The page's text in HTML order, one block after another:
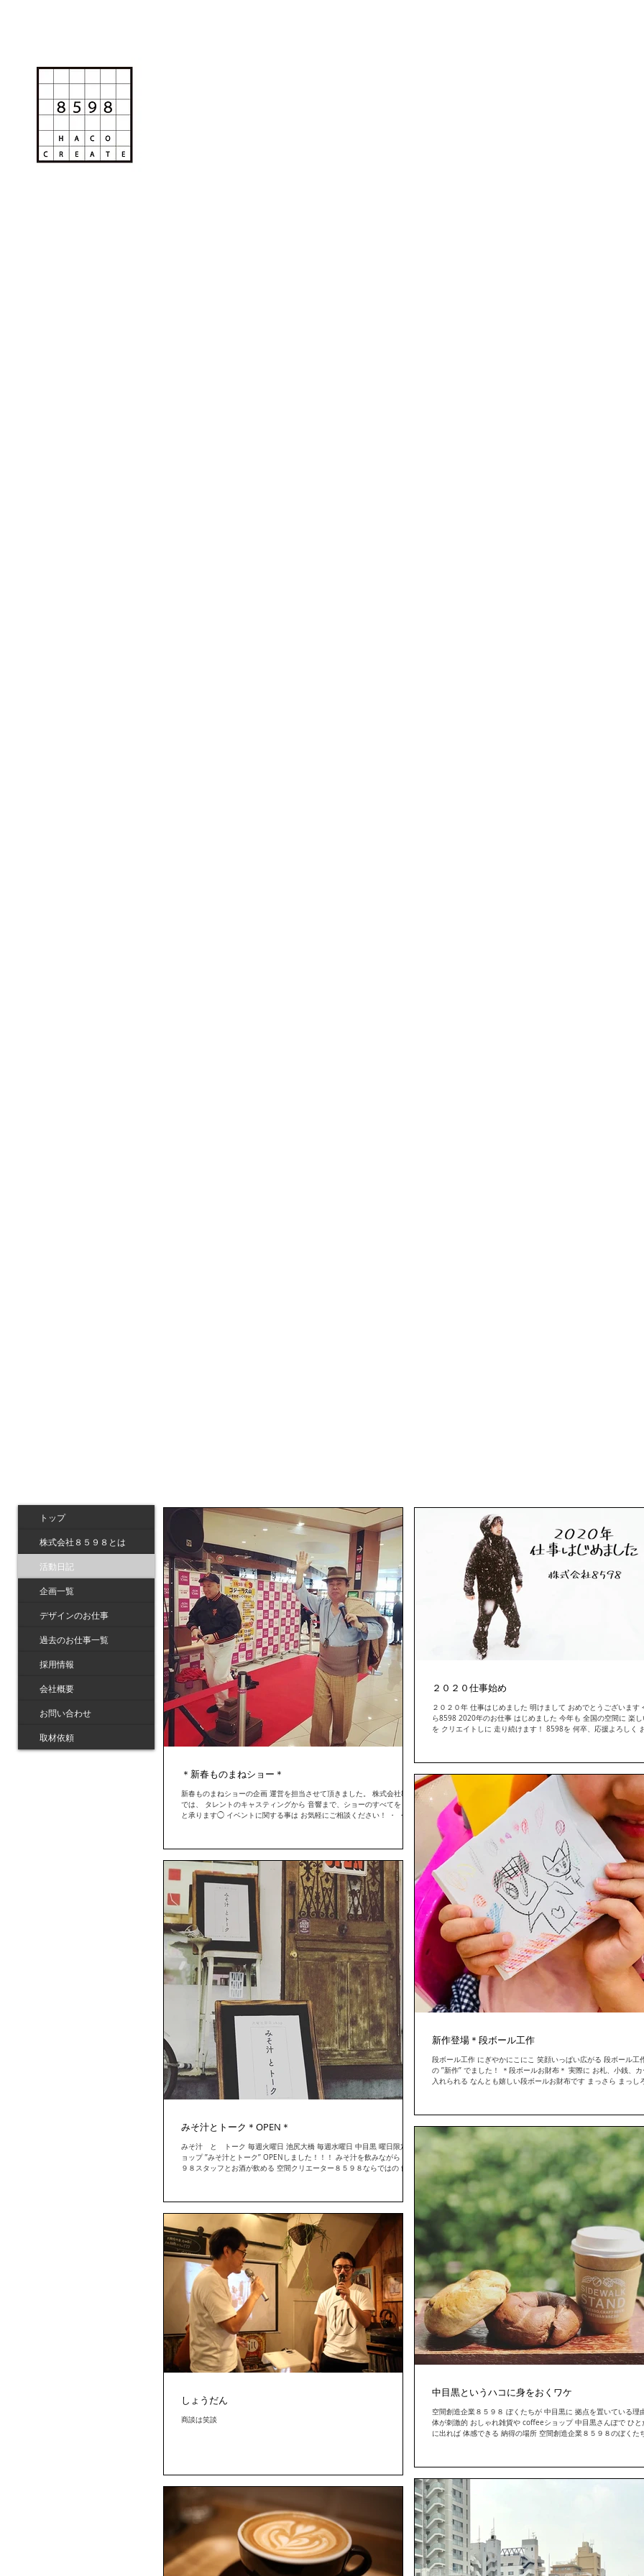
トップ
株式会社８５９８とは
活動日記
企画一覧
デザインのお仕事
過去のお仕事一覧
採用情報
会社概要
お問い合わせ
取材依頼
＊新春ものまねショー＊
新春ものまねショーの企画 運営を担当させて頂きました。 株式会社8598
では、 タレントのキャスティングから 音響まで、ショーのすべてを 丸ご
と承ります◯ イベントに関する事は お気軽にご相談ください！ ・ ・ #臨
２０２０仕事始め
２０２０年 仕事はじめました 明けまして おめでとうございます 今日か
ら8598 2020年のお仕事 はじめました 今年も 全国の空間に 楽しい時間
を クリエイトしに 走り続けます！ 8598を 何卒、応援よろしく お願い致
みそ汁とトーク＊OPEN＊
みそ汁 と トーク 毎週火曜日 池尻大橋 毎週水曜日 中目黒 曜日限定シ
ョップ ’’みそ汁とトーク’’ OPENしました！！！ みそ汁を飲みながら ８５
９８スタッフとお酒が飲める 空間クリエーター８５９８ならではの 飲食
新作登場＊段ボール工作
段ボール工作 にぎやかにこにこ 笑顔いっぱい広がる 段ボール工
の ’’新作’’ でました！ ＊段ボールお財布＊ 実際に お札、小銭、
入れられる なんとも嬉しい段ボールお財布です まっさら まっし
しょうだん
商談は笑談
中目黒というハコに身をおくワケ
空間創造企業８５９８ ぼくたちが 中目黒に 拠点を置いている理
体が刺激的 おしゃれ雑貨や coffeeショップ 中目黒さんぽで ひと
に出れば 体感できる 納得の場所 空間創造企業８５９８のぼくた